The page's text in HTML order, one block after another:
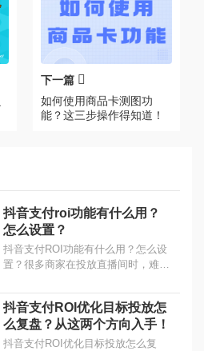
下一篇
如何使用商品卡测图功
能？这三步操作得知道！
抖音支付roi功能有什么用？
怎么设置？
抖音支付ROI功能有什么用？怎么设
置？很多商家在投放直播间时，难以
了ROI低、利润少。而小店随心推的
支付ROI功能则可以帮助商家优化
ROI的稳定性...
抖音支付ROI优化目标投放怎
么复盘？从这两个方向入手！
抖音支付ROI优化目标投放怎么复